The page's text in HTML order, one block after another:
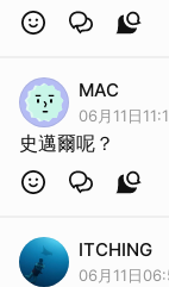
MAC
06月11日
史邁爾呢？
ITCHING
06月11日